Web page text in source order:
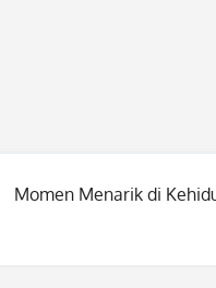
Momen Menarik di